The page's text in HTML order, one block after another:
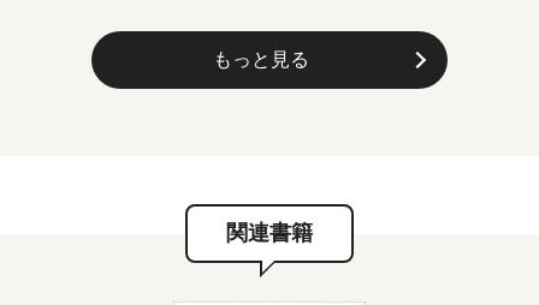
もっと見る
関連書籍